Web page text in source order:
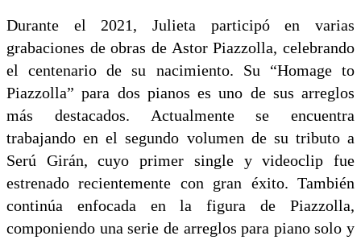
Durante el 2021, Julieta participó en varias
grabaciones de obras de Astor Piazzolla, celebrando
el centenario de su nacimiento. Su “Homage to
Piazzolla” para dos pianos es uno de sus arreglos
más destacados. Actualmente se encuentra
trabajando en el segundo volumen de su tributo a
Serú Girán, cuyo primer single y videoclip fue
estrenado recientemente con gran éxito. También
continúa enfocada en la figura de Piazzolla,
componiendo una serie de arreglos para piano solo y